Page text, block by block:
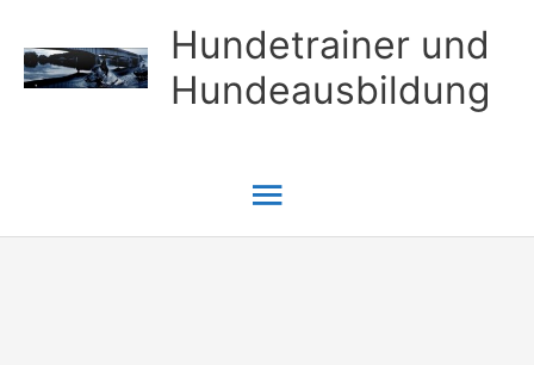
Inhalt
springen
Hundetrainer und
Hundeausbildung
Hauptmenü